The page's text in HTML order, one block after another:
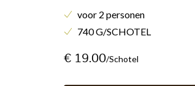
voor 2 personen
740 G/SCHOTEL
€ 19.00/schotel